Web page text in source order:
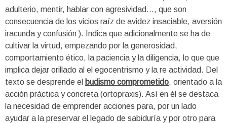
adulterio, mentir, hablar con agresividad…, que son
consecuencia de los vicios raíz de avidez insaciable, aversión
iracunda y confusión ). Indica que adicionalmente se ha de
cultivar la virtud, empezando por la generosidad,
comportamiento ético, la paciencia y la diligencia, lo que que
implica dejar orillado al el egocentrismo y la re actividad. Del
texto se desprende el budismo comprometido, orientado a la
acción práctica y concreta (ortopraxis). Así en él se destaca
la necesidad de emprender acciones para, por un lado
ayudar a la preservar el legado de sabiduría y por otro para